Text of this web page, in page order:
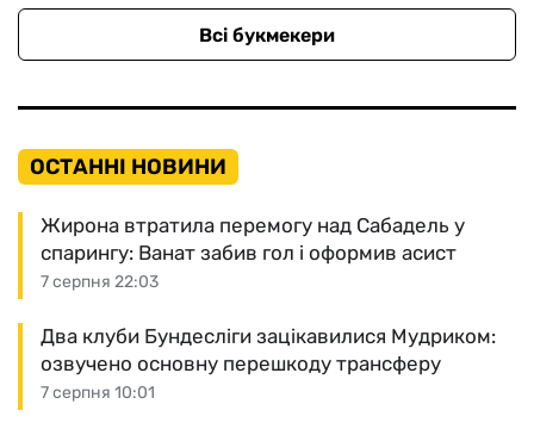
Всі букмекери
ОСТАННІ НОВИНИ
7 серпня 22:03
Жирона втратила перемогу над Сабадель у
спарингу: Ванат забив гол і оформив асист
7 серпня 10:01
Два клуби Бундесліги зацікавилися Мудриком:
озвучено основну перешкоду трансферу